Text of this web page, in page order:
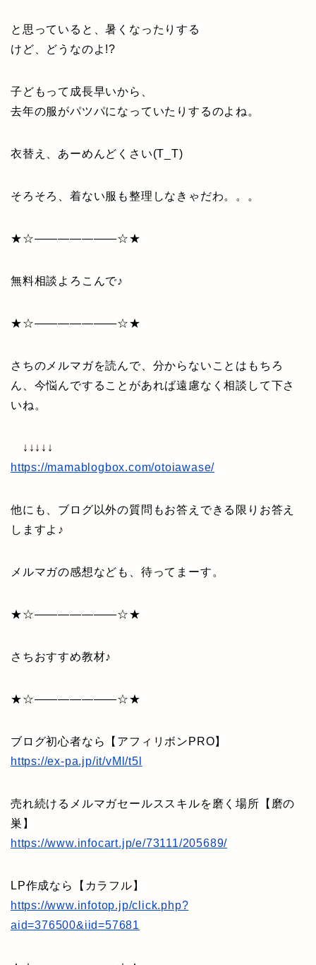
と思っていると、暑くなったりする
けど、どうなのよ!?
子どもって成長早いから、
去年の服がパツパになっていたりするのよね。
衣替え、あーめんどくさい(T_T)
そろそろ、着ない服も整理しなきゃだわ。。。
★☆———————☆★
無料相談よろこんで♪
★☆———————☆★
さちのメルマガを読んで、分からないことはもちろ
ん、今悩んですることがあれば遠慮なく相談して下さ
いね。
↓↓↓↓↓
https://mamablogbox.com/otoiawase/
他にも、ブログ以外の質問もお答えできる限りお答え
しますよ♪
メルマガの感想なども、待ってまーす。
★☆———————☆★
さちおすすめ教材♪
★☆———————☆★
ブログ初心者なら【アフィリボンPRO】
https://ex-pa.jp/it/vMl/t5l
売れ続けるメルマガセールススキルを磨く場所【磨の
巣】
https://www.infocart.jp/e/73111/205689/
LP作成なら【カラフル】
https://www.infotop.jp/click.php?
aid=376500&iid=57681